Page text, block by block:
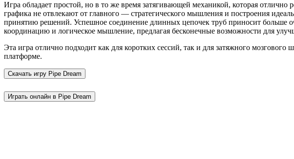
Игра обладает простой, но в то же время затягивающей механикой, которая
графика не отвлекают от главного — стратегического мышления и построения
принятию решений. Успешное соединение длинных цепочек труб приносит больше
координацию и логическое мышление, предлагая бесконечные возможности для
Эта игра отлично подходит как для коротких сессий, так и для затяжного
платформе.
Скачать игру Pipe Dream
Играть онлайн в Pipe Dream